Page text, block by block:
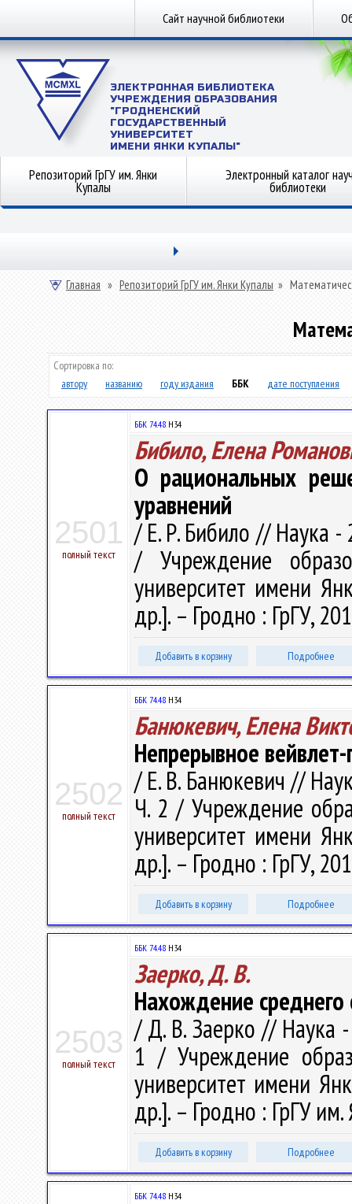
Сайт научной библиотеки
ЭЛЕКТРОННАЯ БИБЛИОТЕКА
УЧРЕЖДЕНИЯ ОБРАЗОВАНИЯ
"ГРОДНЕНСКИЙ
ГОСУДАРСТВЕННЫЙ
УНИВЕРСИТЕТ
ИМЕНИ ЯНКИ КУПАЛЫ"
Репозиторий ГрГУ им. Янки
Купалы
Электронный каталог
библиотеки
Главная » Репозиторий ГрГУ им. Янки Купалы »
Сортировка по:
автору
названию году издания ББК дате поступления
2501
полный текст
ББК 74.48 Н34
Бибило, Елена
О рациональных
уравнений
/ Е. Р. Бибило // Наука -
/ Учреждение
университет имени
др.]. – Гродно : ГрГУ,
Добавить в корзину Подробнее
2502
полный текст
ББК 74.48 Н34
Банюкевич, Елена
Непрерывное
/ Е. В. Банюкевич //
Ч. 2 / Учреждение
университет имени
др.]. – Гродно : ГрГУ,
Добавить в корзину Подробнее
2503
полный текст
ББК 74.48 Н34
Заерко, Д. В.
Нахождение
/ Д. В. Заерко // Наука
1 / Учреждение
университет имени
др.]. – Гродно : ГрГУ
Добавить в корзину Подробнее
ББК 74.48 Н34